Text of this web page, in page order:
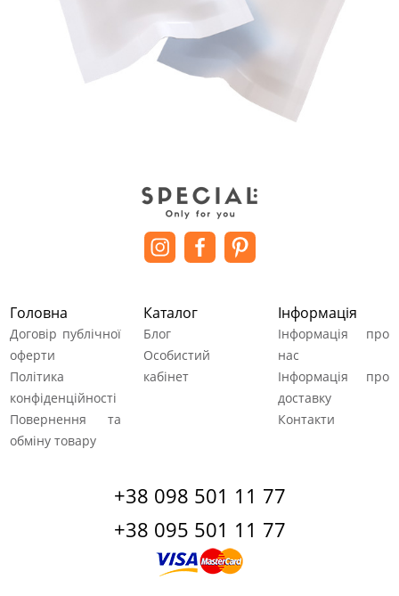
Головна
Договір публічної
оферти
Політика
конфіденційності
Повернення та
обміну товару
Каталог
Блог
Особистий
кабінет
Інформація
Інформація про
нас
Інформація про
доставку
Контакти
+38 098 501 11 77
+38 095 501 11 77